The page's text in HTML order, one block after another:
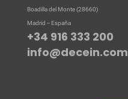
Boadilla del Monte (28660)
Madrid – España
+34 916 333 200
info@decein.com